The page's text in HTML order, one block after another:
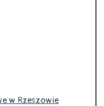
w Rzeszowie